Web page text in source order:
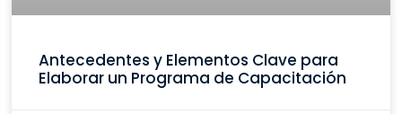
Antecedentes y Elementos Clave para
Elaborar un Programa de Capacitación